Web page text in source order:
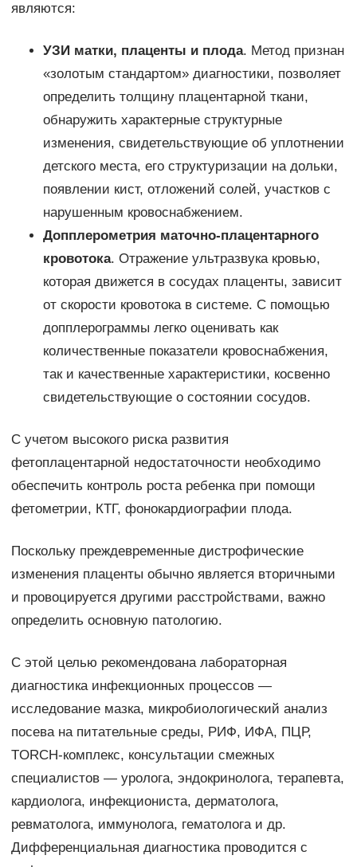
являются:
УЗИ матки, плаценты и плода. Метод признан
«золотым стандартом» диагностики, позволяет
определить толщину плацентарной ткани,
обнаружить характерные структурные
изменения, свидетельствующие об уплотнении
детского места, его структуризации на дольки,
появлении кист, отложений солей, участков с
нарушенным кровоснабжением.
Допплерометрия маточно-плацентарного
кровотока. Отражение ультразвука кровью,
которая движется в сосудах плаценты, зависит
от скорости кровотока в системе. С помощью
допплерограммы легко оценивать как
количественные показатели кровоснабжения,
так и качественные характеристики, косвенно
свидетельствующие о состоянии сосудов.
С учетом высокого риска развития
фетоплацентарной недостаточности необходимо
обеспечить контроль роста ребенка при помощи
фетометрии, КТГ, фонокардиографии плода.
Поскольку преждевременные дистрофические
изменения плаценты обычно является вторичными
и провоцируется другими расстройствами, важно
определить основную патологию.
С этой целью рекомендована лабораторная
диагностика инфекционных процессов —
исследование мазка, микробиологический анализ
посева на питательные среды, РИФ, ИФА, ПЦР,
TORCH-комплекс, консультации смежных
специалистов — уролога, эндокринолога, терапевта,
кардиолога, инфекциониста, дерматолога,
ревматолога, иммунолога, гематолога и др.
Дифференциальная диагностика проводится с